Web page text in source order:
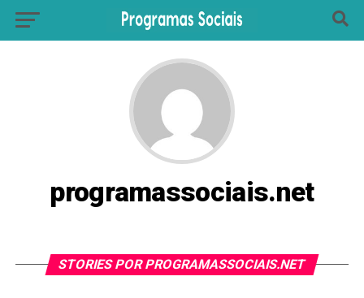
programassociais.net
STORIES POR PROGRAMASSOCIAIS.NET